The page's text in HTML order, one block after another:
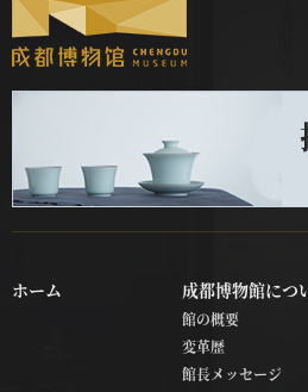
ホーム 成都博物館につ
館の概要
変革歴
館長メッセージ